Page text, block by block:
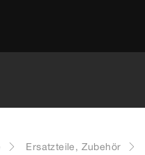
Ersatzteile, Zubehör